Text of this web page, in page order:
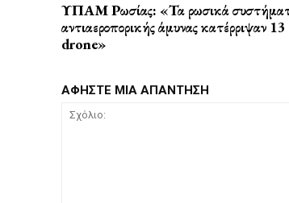
ΥΠΑΜ Ρωσίας: «Τα ρωσικά
αντιαεροπορικής άμυνας κατέρριψαν
drone»
ΑΦΗΣΤΕ ΜΙΑ ΑΠΑΝΤΗΣΗ